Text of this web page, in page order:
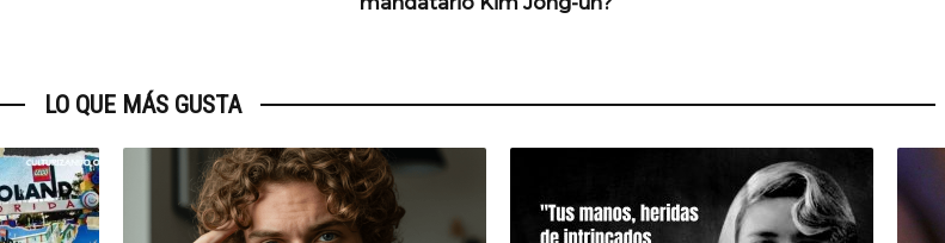
LO QUE MÁS GUSTA